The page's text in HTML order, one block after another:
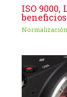
ISO 9000,
beneficios
Normalización